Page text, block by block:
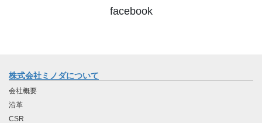
facebook
株式会社ミノダについて
会社概要
沿革
CSR